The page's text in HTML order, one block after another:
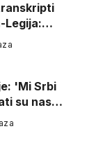
Legija:
'Mi Srbi
su nas